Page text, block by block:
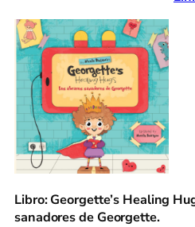
Libro: Georgette’s Healing
sanadores de Georgette.